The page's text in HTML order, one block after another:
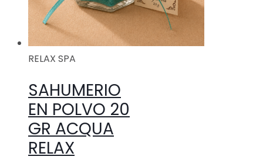
RELAX SPA
SAHUMERIO
EN POLVO 20
GR ACQUA
RELAX